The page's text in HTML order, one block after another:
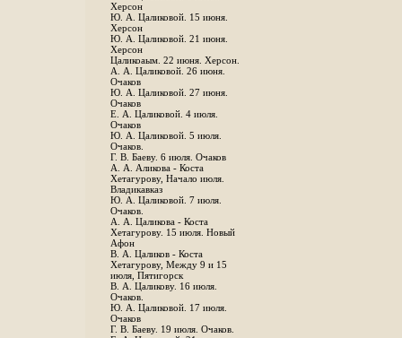
Херсон
Ю. А. Цаликовой. 15 июня.
Херсон
Ю. А. Цаликовой. 21 июня.
Херсон
Цаликоаым. 22 июня. Херсон.
А. А. Цаликовой. 26 июня.
Очаков
Ю. А. Цаликовой. 27 июня.
Очаков
Е. А. Цаликовой. 4 июля.
Очаков
Ю. А. Цаликовой. 5 июля.
Очаков.
Г. В. Баеву. 6 июля. Очаков
А. А. Аликова - Коста
Хетагурову, Начало июля.
Владикавказ
Ю. А. Цаликовой. 7 июля.
Очаков.
А. А. Цаликова - Коста
Хетагурову. 15 июля. Новый
Афон
В. А. Цаликов - Коста
Хетагурову, Между 9 и 15
июля, Пятигорск
В. А. Цаликову. 16 июля.
Очаков.
Ю. А. Цаликовой. 17 июля.
Очаков
Г. В. Баеву. 19 июля. Очаков.